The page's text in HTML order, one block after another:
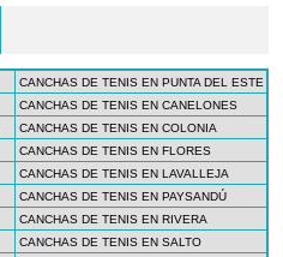
CANCHAS DE TENIS EN PUNTA DEL ESTE
CANCHAS DE TENIS EN CANELONES
CANCHAS DE TENIS EN COLONIA
CANCHAS DE TENIS EN FLORES
CANCHAS DE TENIS EN LAVALLEJA
CANCHAS DE TENIS EN PAYSANDÚ
CANCHAS DE TENIS EN RIVERA
CANCHAS DE TENIS EN SALTO